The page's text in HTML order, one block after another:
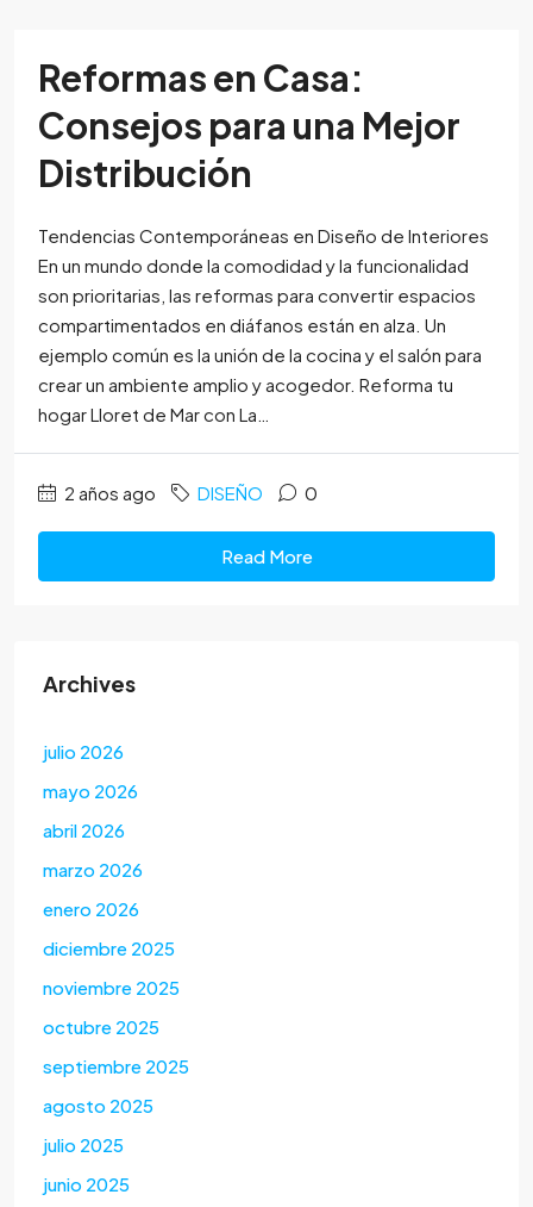
Reformas en Casa:
Consejos para una Mejor
Distribución
Tendencias Contemporáneas en Diseño de Interiores
En un mundo donde la comodidad y la funcionalidad
son prioritarias, las reformas para convertir espacios
compartimentados en diáfanos están en alza. Un
ejemplo común es la unión de la cocina y el salón para
crear un ambiente amplio y acogedor. Reforma tu
hogar Lloret de Mar con La…
2 años ago DISEÑO 0
Read More
Archives
julio 2026
mayo 2026
abril 2026
marzo 2026
enero 2026
diciembre 2025
noviembre 2025
octubre 2025
septiembre 2025
agosto 2025
julio 2025
junio 2025